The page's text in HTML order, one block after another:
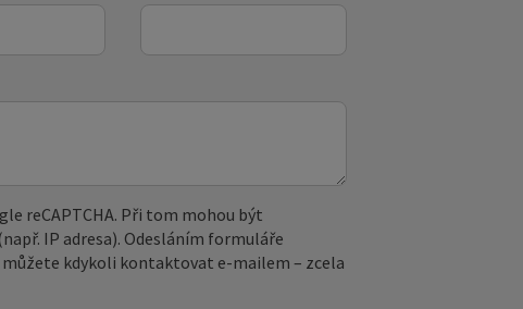
reCAPTCHA. Při tom mohou být
IP adresa). Odesláním formuláře
kdykoli kontaktovat e‑mailem – zcela